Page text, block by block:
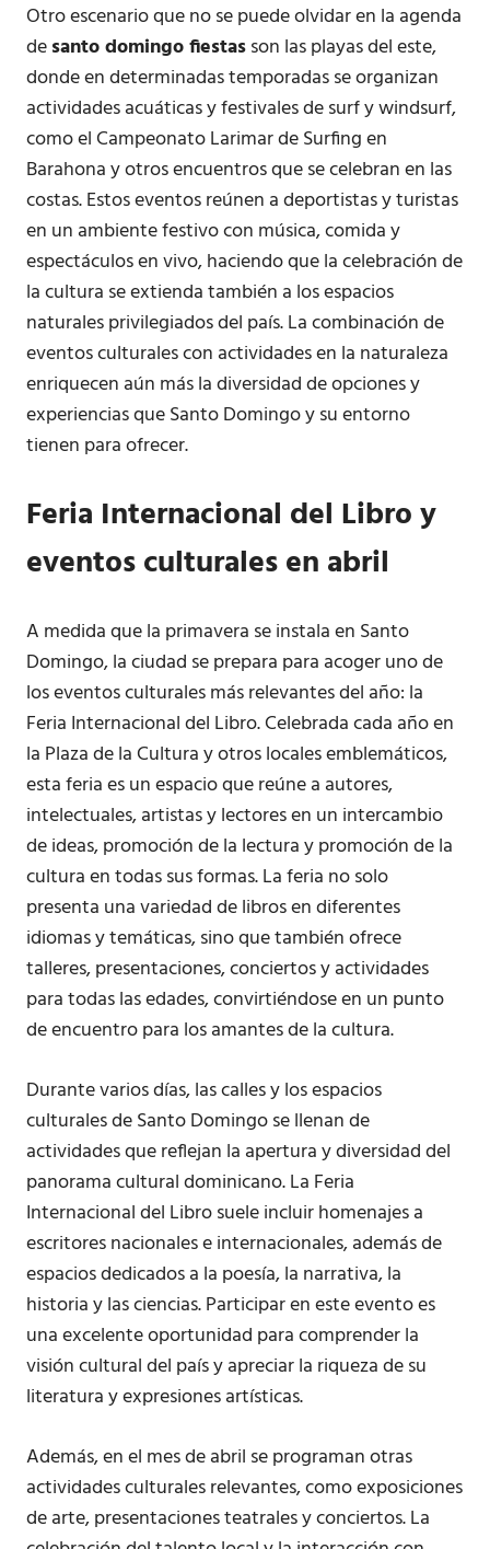
Otro escenario que no se puede olvidar en la agenda
desanto domingo fiestasson las playas del este,
donde en determinadas temporadas se organizan
actividades acuáticas y festivales de surf y windsurf,
como el Campeonato Larimar de Surfing en
Barahona y otros encuentros que se celebran en las
costas. Estos eventos reúnen a deportistas y turistas
en un ambiente festivo con música, comida y
espectáculos en vivo, haciendo que la celebración de
la cultura se extienda también a los espacios
naturales privilegiados del país. La combinación de
eventos culturales con actividades en la naturaleza
enriquecen aún más la diversidad de opciones y
experiencias que Santo Domingo y su entorno
tienen para ofrecer.
Feria Internacional del Libro y
eventos culturales en abril
A medida que la primavera se instala en Santo
Domingo, la ciudad se prepara para acoger uno de
los eventos culturales más relevantes del año: la
Feria Internacional del Libro. Celebrada cada año en
la Plaza de la Cultura y otros locales emblemáticos,
esta feria es un espacio que reúne a autores,
intelectuales, artistas y lectores en un intercambio
de ideas, promoción de la lectura y promoción de la
cultura en todas sus formas. La feria no solo
presenta una variedad de libros en diferentes
idiomas y temáticas, sino que también ofrece
talleres, presentaciones, conciertos y actividades
para todas las edades, convirtiéndose en un punto
de encuentro para los amantes de la cultura.
Durante varios días, las calles y los espacios
culturales de Santo Domingo se llenan de
actividades que reflejan la apertura y diversidad del
panorama cultural dominicano. La Feria
Internacional del Libro suele incluir homenajes a
escritores nacionales e internacionales, además de
espacios dedicados a la poesía, la narrativa, la
historia y las ciencias. Participar en este evento es
una excelente oportunidad para comprender la
visión cultural del país y apreciar la riqueza de su
literatura y expresiones artísticas.
Además, en el mes de abril se programan otras
actividades culturales relevantes, como exposiciones
de arte, presentaciones teatrales y conciertos. La